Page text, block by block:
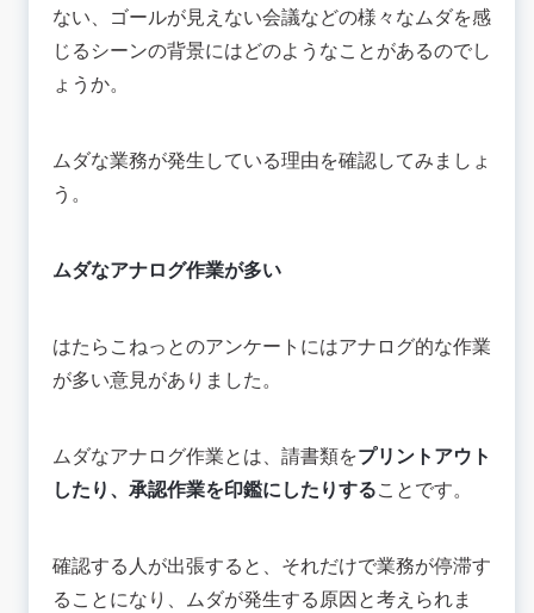
ない、ゴールが見えない会議などの様々なムダを感
じるシーンの背景にはどのようなことがあるのでし
ょうか。
ムダな業務が発生している理由を確認してみましょ
う。
ムダなアナログ作業が多い
はたらこねっとのアンケートにはアナログ的な作業
が多い意見がありました。
ムダなアナログ作業とは、請書類をプリントアウト
したり、承認作業を印鑑にしたりすることです。
確認する人が出張すると、それだけで業務が停滞す
ることになり、ムダが発生する原因と考えられま